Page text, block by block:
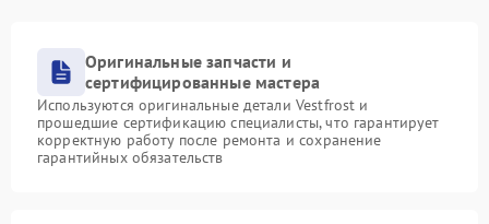
Оригинальные запчасти и
сертифицированные мастера
Используются оригинальные детали Vestfrost и
прошедшие сертификацию специалисты, что гарантирует
корректную работу после ремонта и сохранение
гарантийных обязательств